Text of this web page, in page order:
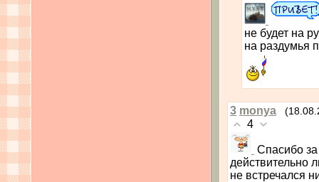
не будет на
на раздумья
3 monya
4
Спасибо
действительно
не встречался